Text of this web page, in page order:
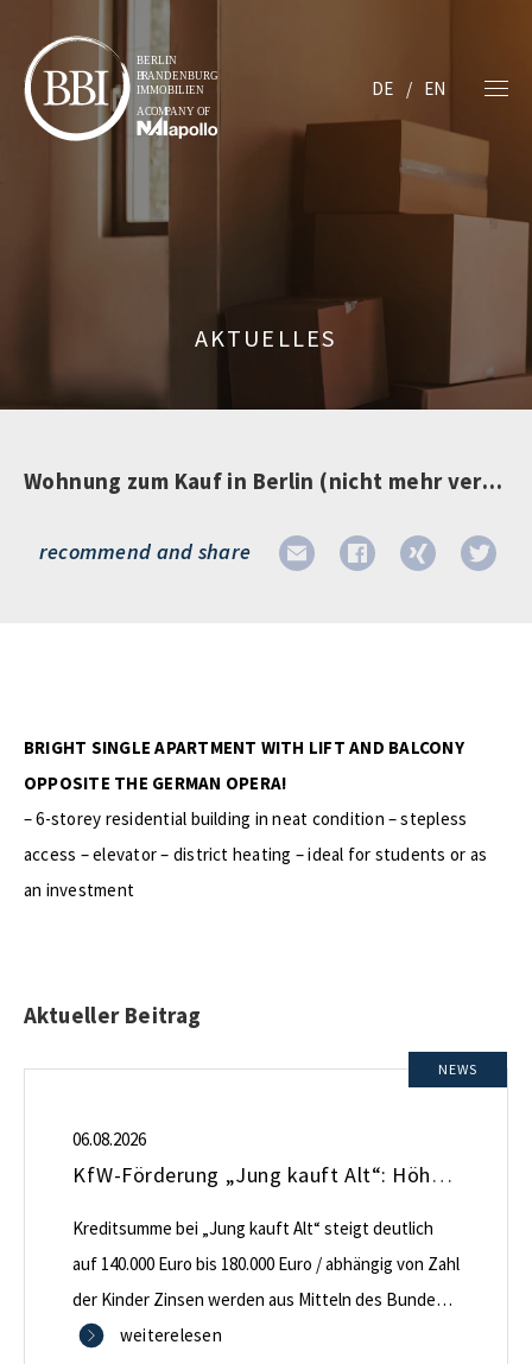
DE EN
AKTUELLES
Wohnung zum Kauf in Berlin (nicht mehr verfügbar)
recommend and share
BRIGHT SINGLE APARTMENT WITH LIFT AND BALCONY
OPPOSITE THE GERMAN OPERA!
– 6-storey residential building in neat condition – stepless
access – elevator – district heating – ideal for students or as
an investment
Aktueller Beitrag
NEWS
06.08.2026
KfW-Förderung „Jung kauft Alt“: Höhere Kredite ab August 2026
Kreditsumme bei „Jung kauft Alt“ steigt deutlich
auf 140.000 Euro bis 180.000 Euro / abhängig von Zahl
der Kinder Zinsen werden aus Mitteln des Bundes
verbilligt: Heutiger Zins bei 0,53 Prozent effektiv bei
weiterelesen